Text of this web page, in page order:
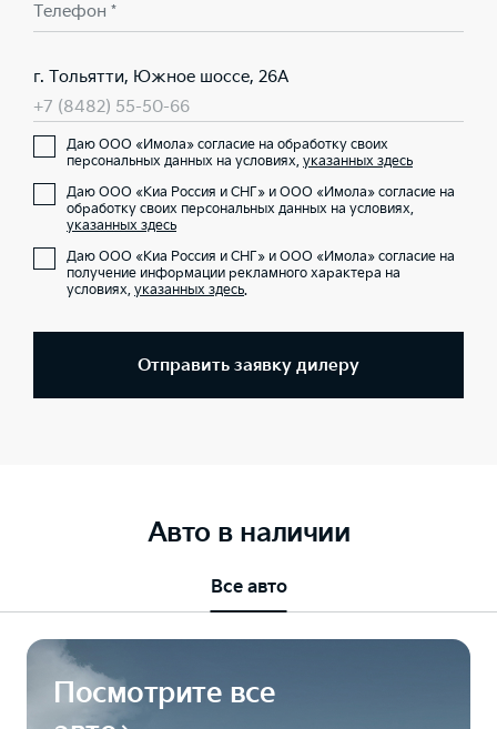
Телефон *
г. Тольятти, Южное шоссе, 26А
+7 (8482) 55-50-66
Даю ООО «Имола» согласие на обработку своих
персональных данных на условиях, указанных здесь
Даю ООО «Киа Россия и СНГ» и ООО «Имола» согласие на
обработку своих персональных данных на условиях,
указанных здесь
Даю ООО «Киа Россия и СНГ» и ООО «Имола» согласие на
получение информации рекламного характера на
условиях, указанных здесь.
Отправить заявку дилеру
Авто в наличии
Все авто
Посмотрите все